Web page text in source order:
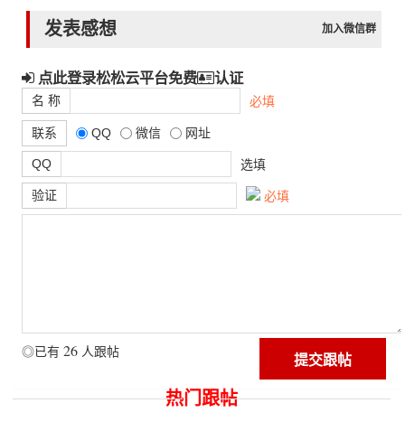
发表感想 加入微信群
点此登录松松云平台免费 认证
名 称 必填
联系 QQ 微信 网址
QQ 选填
验证 必填
◎已有 26 人跟帖
热门跟帖